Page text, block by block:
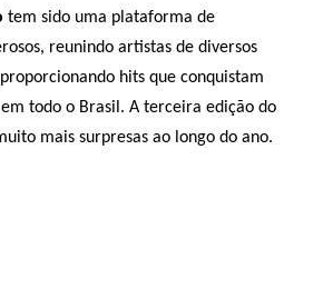
tem sido uma plataforma de
reunindo artistas de diversos
hits que conquistam
todo o Brasil. A terceira edição do
mais surpresas ao longo do ano.